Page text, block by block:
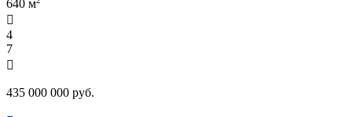
640 м

4
7

435 000 000 руб.